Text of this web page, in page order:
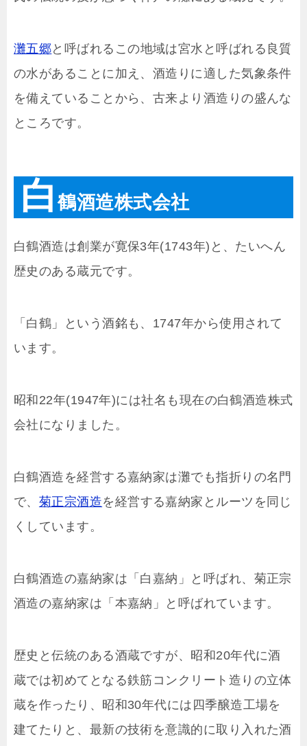
灘五郷と呼ばれるこの地域は宮水と呼ばれる良質
の水があることに加え、酒造りに適した気象条件
を備えていることから、古来より酒造りの盛んな
ところです。
白鶴酒造株式会社
白鶴酒造は創業が寛保3年(1743年)と、たいへん
歴史のある蔵元です。
「白鶴」という酒銘も、1747年から使用されて
います。
昭和22年(1947年)には社名も現在の白鶴酒造株式
会社になりました。
白鶴酒造を経営する嘉納家は灘でも指折りの名門
で、 菊正宗酒造を経営する嘉納家とルーツを同じ
くしています。
白鶴酒造の嘉納家は「白嘉納」と呼ばれ、菊正宗
酒造の嘉納家は「本嘉納」と呼ばれています。
歴史と伝統のある酒蔵ですが、昭和20年代に酒
蔵では初めてとなる鉄筋コンクリート造りの立体
蔵を作ったり、昭和30年代には四季醸造工場を
建てたりと、最新の技術を意識的に取り入れた酒